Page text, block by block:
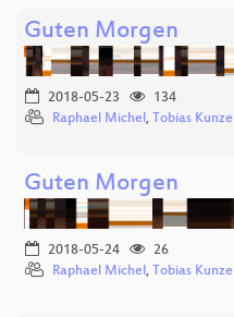
Guten Morgen
2018-05-23
134
Raphael Michel, Tobias Kunze
Guten Morgen
2018-05-24
26
Raphael Michel, Tobias Kunze